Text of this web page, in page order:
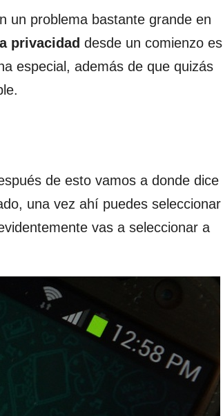
un problema bastante grande en
privacidad desde un comienzo es
especial, además de que quizás
de esto vamos a donde dice
una vez ahí puedes seleccionar
vas a seleccionar a